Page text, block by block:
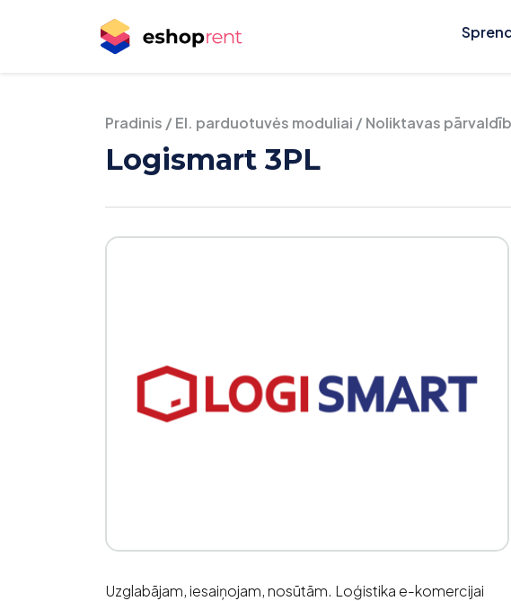
Pradinis /El. parduotuvės moduliai /Noliktavas
Logismart 3PL
Uzglabājam, iesaiņojam, nosūtām. Loģistika e-komercijai